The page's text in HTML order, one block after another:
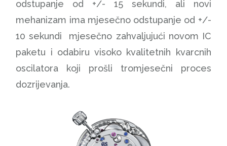
odstupanje od +/- 15 sekundi, ali novi
mehanizam ima mjesečno odstupanje od +/-
10 sekundi mjesečno zahvaljujući novom IC
paketu i odabiru visoko kvalitetnih kvarcnih
oscilatora koji prošli tromjesečni proces
dozrijevanja.